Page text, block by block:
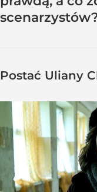
Postać Uliany